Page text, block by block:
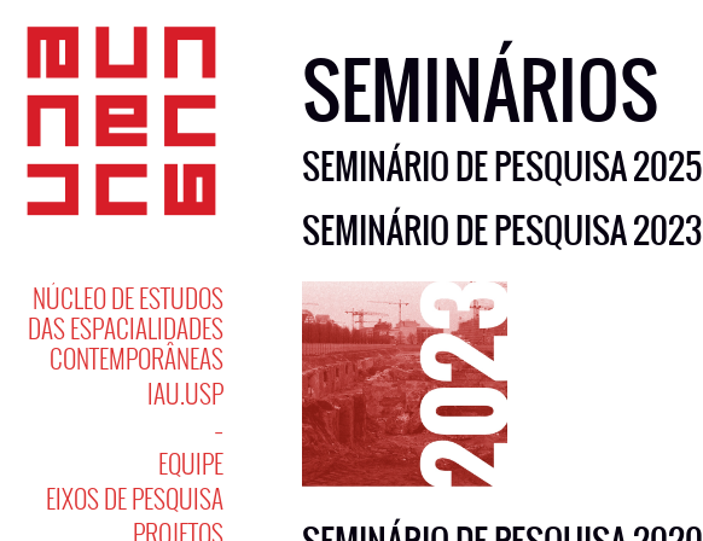
NÚCLEO DE ESTUDOS
DAS ESPACIALIDADES
CONTEMPORÂNEAS
IAU.USP
–
EQUIPE
EIXOS DE PESQUISA
PROJETOS
SEMINÁRIOS
SEMINÁRIO DE PESQUISA 2025
SEMINÁRIO DE PESQUISA 2023